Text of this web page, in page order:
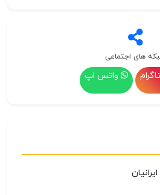
های اجتماعی
واتس اپ